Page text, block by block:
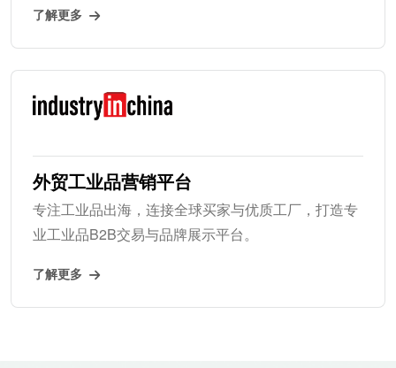
了解更多
外贸工业品营销平台
专注工业品出海，连接全球买家与优质工厂，打造专
业工业品B2B交易与品牌展示平台。
了解更多